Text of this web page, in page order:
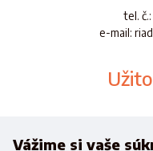
tel. č.
e-mail:
Vážime si vaše